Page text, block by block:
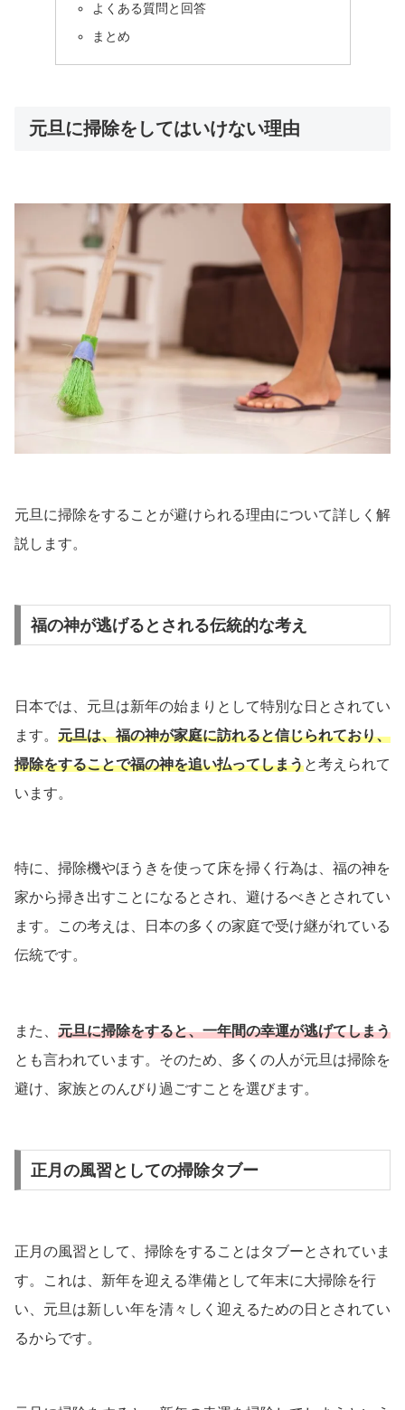
よくある質問と回答
まとめ
元旦に掃除をしてはいけない理由
元旦に掃除をすることが避けられる理由について詳しく解
説します。
福の神が逃げるとされる伝統的な考え
日本では、元旦は新年の始まりとして特別な日とされてい
ます。 元旦は、福の神が家庭に訪れると信じられており、
掃除をすることで福の神を追い払ってしまうと考えられて
います。
特に、掃除機やほうきを使って床を掃く行為は、福の神を
家から掃き出すことになるとされ、避けるべきとされてい
ます。この考えは、日本の多くの家庭で受け継がれている
伝統です。
また、 元旦に掃除をすると、一年間の幸運が逃げてしまう
とも言われています。そのため、多くの人が元旦は掃除を
避け、家族とのんびり過ごすことを選びます。
正月の風習としての掃除タブー
正月の風習として、掃除をすることはタブーとされていま
す。これは、新年を迎える準備として年末に大掃除を行
い、元旦は新しい年を清々しく迎えるための日とされてい
るからです。